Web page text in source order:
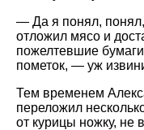
— Да я понял,
отложил мясо и
пожелтевшие
пометок, — уж
Тем временем
переложил
от курицы ножку, не